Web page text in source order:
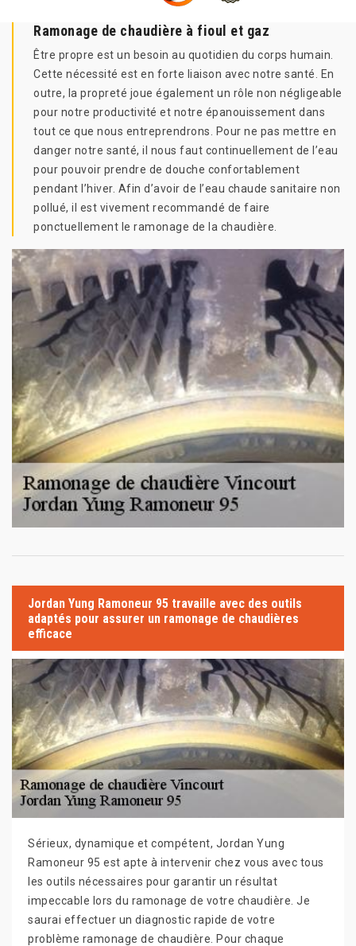
Ramonage de chaudière à fioul et gaz
Être propre est un besoin au quotidien du corps humain.
Cette nécessité est en forte liaison avec notre santé. En
outre, la propreté joue également un rôle non négligeable
pour notre productivité et notre épanouissement dans
tout ce que nous entreprendrons. Pour ne pas mettre en
danger notre santé, il nous faut continuellement de l’eau
pour pouvoir prendre de douche confortablement
pendant l’hiver. Afin d’avoir de l’eau chaude sanitaire non
pollué, il est vivement recommandé de faire
ponctuellement le ramonage de la chaudière.
Jordan Yung Ramoneur 95 travaille avec des outils
adaptés pour assurer un ramonage de chaudières
efficace
Sérieux, dynamique et compétent, Jordan Yung
Ramoneur 95 est apte à intervenir chez vous avec tous
les outils nécessaires pour garantir un résultat
impeccable lors du ramonage de votre chaudière. Je
saurai effectuer un diagnostic rapide de votre
problème ramonage de chaudière. Pour chaque